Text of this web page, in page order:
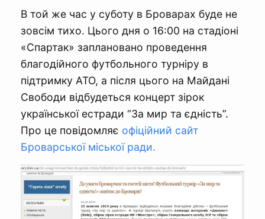
В той же час у суботу в Броварах буде не
зовсім тихо. Цього дня о 16:00 на стадіоні
«Спартак» заплановано проведення
благодійного футбольного турніру в
підтримку АТО, а після цього на Майдані
Свободи відбудеться концерт зірок
української естради “За мир та єдність”.
Про це повідомляє офіційний сайт
Броварської міської ради.